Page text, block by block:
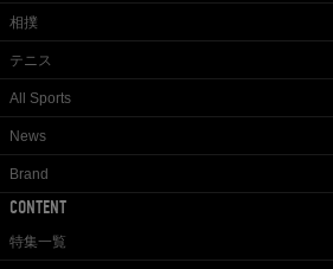
相撲
テニス
All Sports
News
Brand
CONTENT
特集一覧